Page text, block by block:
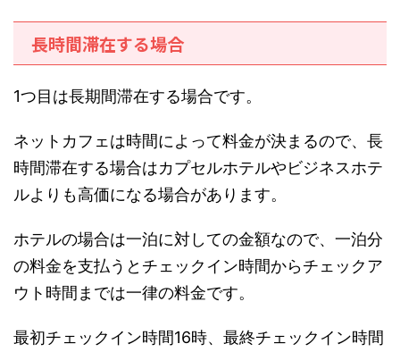
長時間滞在する場合
1つ目は長期間滞在する場合です。
ネットカフェは時間によって料金が決まるので、長
時間滞在する場合はカプセルホテルやビジネスホテ
ルよりも高価になる場合があります。
ホテルの場合は一泊に対しての金額なので、一泊分
の料金を支払うとチェックイン時間からチェックア
ウト時間までは一律の料金です。
最初チェックイン時間16時、最終チェックイン時間